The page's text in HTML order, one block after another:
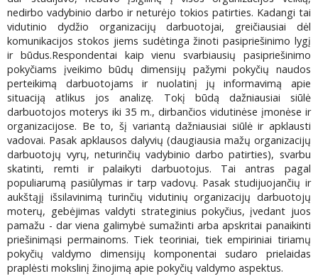
nedirbo vadybinio darbo ir neturėjo tokios patirties. Kadangi tai
vidutinio dydžio organizacijų darbuotojai, greičiausiai dėl
komunikacijos stokos jiems sudėtinga žinoti pasipriešinimo lygį
ir būdus.Respondentai kaip vienu svarbiausių pasipriešinimo
pokyčiams įveikimo būdų dimensijų pažymi pokyčių naudos
perteikimą darbuotojams ir nuolatinį jų informavimą apie
situaciją atlikus jos analizę. Tokį būdą dažniausiai siūlė
darbuotojos moterys iki 35 m., dirbančios vidutinėse įmonėse ir
organizacijose. Be to, šį variantą dažniausiai siūlė ir apklausti
vadovai. Pasak apklausos dalyvių (daugiausia mažų organizacijų
darbuotojų vyrų, neturinčių vadybinio darbo patirties), svarbu
skatinti, remti ir palaikyti darbuotojus. Tai antras pagal
populiarumą pasiûlymas ir tarp vadovų. Pasak studijuojančių ir
aukštąjį išsilavinimą turinčių vidutinių organizacijų darbuotojų
moterų, gebėjimas valdyti strateginius pokyčius, įvedant juos
pamažu - dar viena galimybė sumažinti arba apskritai panaikinti
priešinimąsi permainoms. Tiek teoriniai, tiek empiriniai tiriamų
pokyčių valdymo dimensijų komponentai sudaro prielaidas
praplėsti mokslinį žinojimą apie pokyčių valdymo aspektus.